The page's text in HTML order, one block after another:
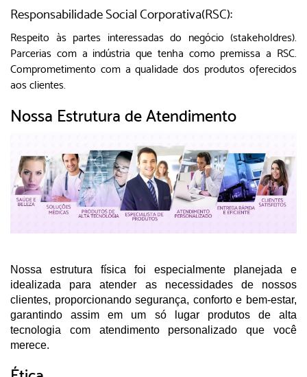
Responsabilidade Social Corporativa(RSC):
Respeito às partes interessadas do negócio (stakeholdres).
Parcerias com a indústria que tenha como premissa a RSC.
Comprometimento com a qualidade dos produtos oferecidos
aos clientes.
Nossa Estrutura de Atendimento
Nossa estrutura física foi especialmente planejada e
idealizada para atender as necessidades de nossos
clientes, proporcionando segurança, conforto e bem-estar,
garantindo assim em um só lugar produtos de alta
tecnologia com atendimento personalizado que você
merece.